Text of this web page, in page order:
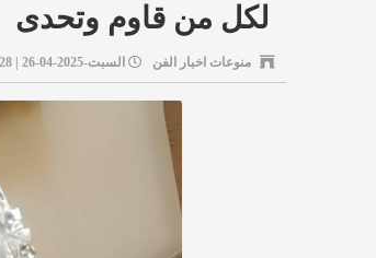
لكل من قاوم وتحدى
منوعات اخبار الفن السبت-2025-04-26 | 04:28 pm